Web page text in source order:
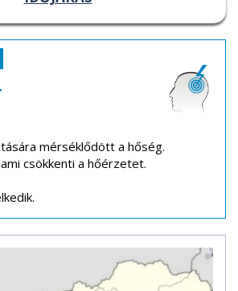
mérséklődött a hőség.
csökkenti a hőérzetet.